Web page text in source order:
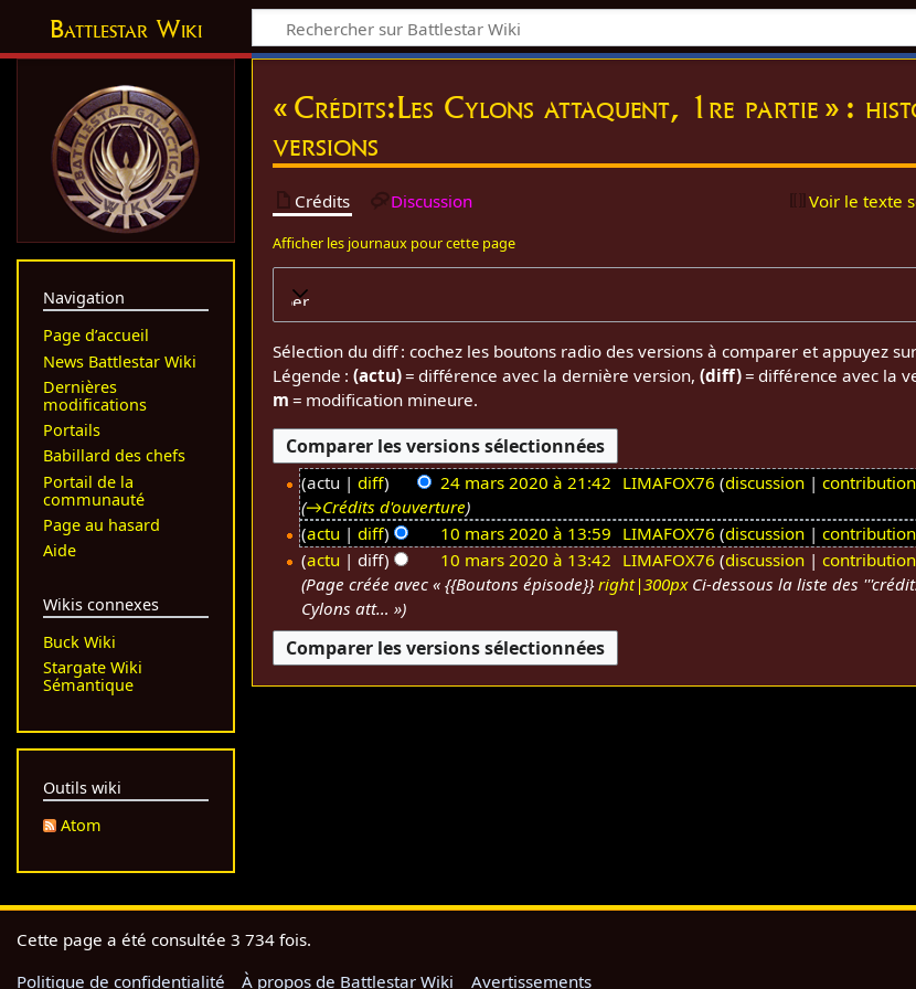
Battlestar Wiki
« Crédits:Les Cylons attaquent, 1re partie » :
versions
Crédits Discussion Voir le texte
Afficher les journaux pour cette page
Développer
Sélection du diff : cochez les boutons radio des versions à comparer et appuyez
Légende :(actu)= différence avec la dernière version,(diff)= différence avec la
m = modification mineure.
m
s
2
0
actu diff 24 mars 2020 à 21:42 LIMAFOX76 discussion
→Crédits d'ouverture
a
r
s
actu diff 10 mars 2020 à 13:59 LIMAFOX76 discussion
A
u
c
u
n
d
actu diff 10 mars 2020 à 13:42 LIMAFOX76 discussion
Page créée avec « {{Boutons épisode}}right|300pxCi-dessous la liste des
Cylons att… »
Navigation
Page d’accueil
News Battlestar Wiki
Dernières
modifications
Portails
Babillard des chefs
Portail de la
communauté
Page au hasard
Aide
Wikis connexes
Buck Wiki
Stargate Wiki
Sémantique
Outils wiki
Atom
Cette page a été consultée 3 734 fois.
Politique de confidentialité
À propos de Battlestar Wiki Avertissements